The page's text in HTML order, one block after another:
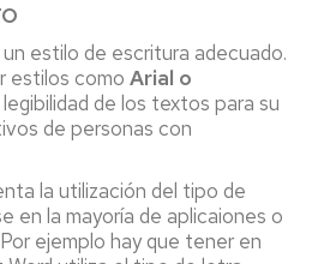
estilo de escritura adecuado.
estilos como Arial o
de los textos para su
de personas con
la utilización del tipo de
en la mayoría de aplicaiones o
ejemplo hay que tener en